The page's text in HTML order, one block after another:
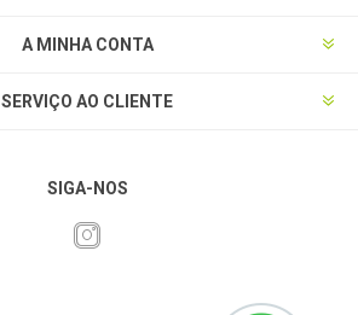
A MINHA CONTA
SERVIÇO AO CLIENTE
SIGA-NOS